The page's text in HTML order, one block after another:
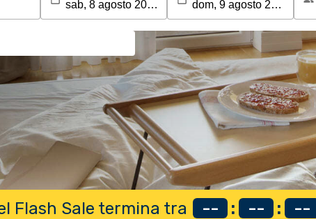
Flash Sale termina tra -- : -- : --